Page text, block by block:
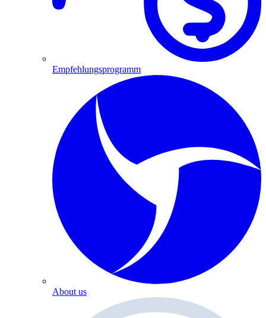
Empfehlungsprogramm
About us